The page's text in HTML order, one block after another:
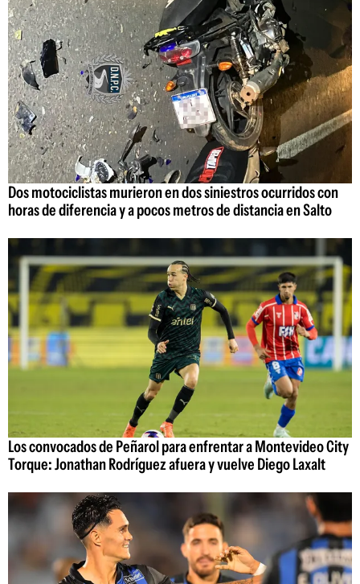
Dos motociclistas murieron en dos siniestros ocurridos con
horas de diferencia y a pocos metros de distancia en Salto
Los convocados de Peñarol para enfrentar a Montevideo City
Torque: Jonathan Rodríguez afuera y vuelve Diego Laxalt